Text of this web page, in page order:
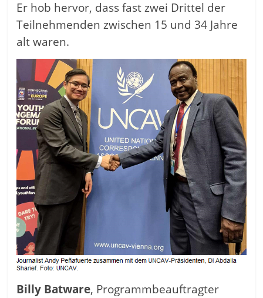
Er hob hervor, dass fast zwei Drittel der
Teilnehmenden zwischen 15 und 34 Jahre
alt waren.
Billy Batware, Programmbeauftragter